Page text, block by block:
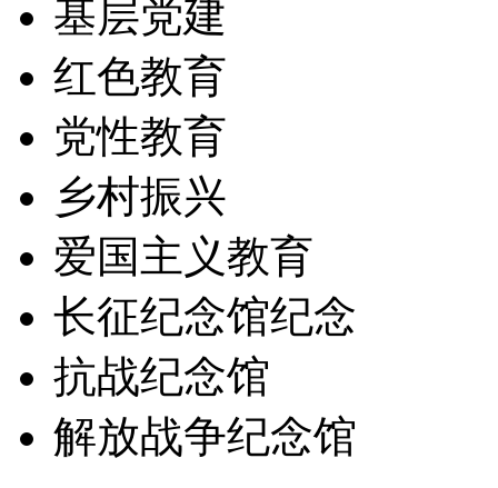
基层党建
红色教育
党性教育
乡村振兴
爱国主义教育
长征纪念馆纪念
抗战纪念馆
解放战争纪念馆